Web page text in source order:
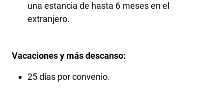
una estancia de hasta 6 meses en el
extranjero.
Vacaciones y más descanso:
25 días por convenio.